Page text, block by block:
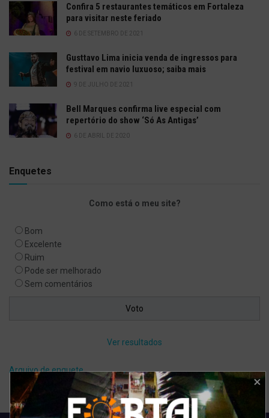
Confira 5 restaurantes temáticos em Fortaleza
para visitar neste feriado
6 DE SETEMBRO DE 2021
Gusttavo Lima inicia venda de ingressos para
festival em navio luxuoso; saiba mais
9 DE JULHO DE 2021
Bell Marques confirma live especial com
repertório do show ‘Só As Antigas’
6 DE ABRIL DE 2020
Enquetes
Como está o meu site?
Bom
Excelente
Ruim
Pode ser melhorado
Sem comentários
Ver resultados
Arquivo de enquete